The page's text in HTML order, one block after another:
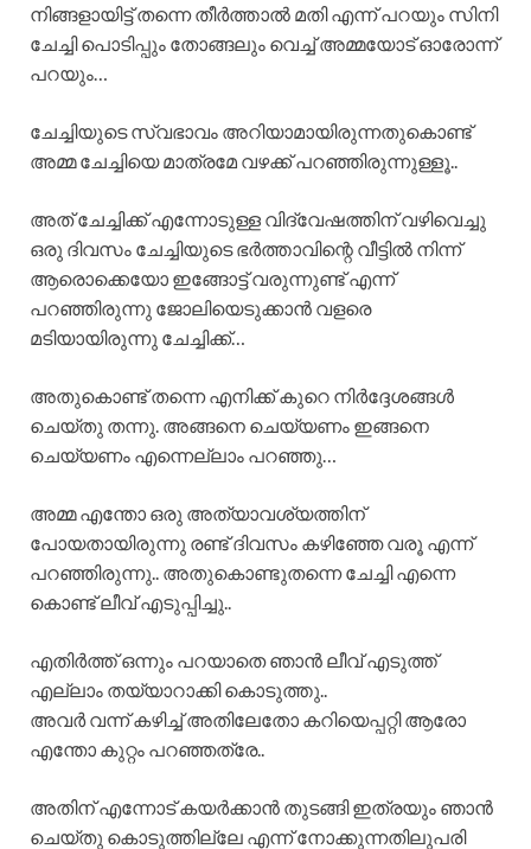
നിങ്ങളായിട്ട് തന്നെ തീർത്താൽ മതി എന്ന് പറയും സിനി
ചേച്ചി പൊടിപ്പും തോങ്ങലും വെച്ച് അമ്മയോട് ഓരോന്ന്
പറയും…
ചേച്ചിയുടെ സ്വഭാവം അറിയാമായിരുന്നതുകൊണ്ട്
അമ്മ ചേച്ചിയെ മാത്രമേ വഴക്ക് പറഞ്ഞിരുന്നുള്ളൂ..
അത് ചേച്ചിക്ക് എന്നോടുള്ള വിദ്വേഷത്തിന് വഴിവെച്ചു
ഒരു ദിവസം ചേച്ചിയുടെ ഭർത്താവിന്റെ വീട്ടിൽ നിന്ന്
ആരൊക്കെയോ ഇങ്ങോട്ട് വരുന്നുണ്ട് എന്ന്
പറഞ്ഞിരുന്നു ജോലിയെടുക്കാൻ വളരെ
മടിയായിരുന്നു ചേച്ചിക്ക്…
അതുകൊണ്ട് തന്നെ എനിക്ക് കുറെ നിർദ്ദേശങ്ങൾ
ചെയ്തു തന്നു. അങ്ങനെ ചെയ്യണം ഇങ്ങനെ
ചെയ്യണം എന്നെല്ലാം പറഞ്ഞു…
അമ്മ എന്തോ ഒരു അത്യാവശ്യത്തിന്
പോയതായിരുന്നു രണ്ട് ദിവസം കഴിഞ്ഞേ വരൂ എന്ന്
പറഞ്ഞിരുന്നു.. അതുകൊണ്ടുതന്നെ ചേച്ചി എന്നെ
കൊണ്ട് ലീവ് എടുപ്പിച്ചു..
എതിർത്ത് ഒന്നും പറയാതെ ഞാൻ ലീവ് എടുത്ത്
എല്ലാം തയ്യാറാക്കി കൊടുത്തു..
അവർ വന്ന് കഴിച്ച് അതിലേതോ കറിയെപ്പറ്റി ആരോ
എന്തോ കുറ്റം പറഞ്ഞത്രേ..
അതിന് എന്നോട് കയർക്കാൻ തുടങ്ങി ഇത്രയും ഞാൻ
ചെയ്തു കൊടുത്തില്ലേ എന്ന് നോക്കുന്നതിലുപരി